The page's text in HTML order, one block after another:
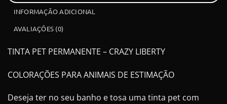
INFORMAÇÃO ADICIONAL
AVALIAÇÕES (0)
TINTA PET PERMANENTE – CRAZY LIBERTY
COLORAÇÕES PARA ANIMAIS DE ESTIMAÇÃO
Deseja ter no seu banho e tosa uma tinta pet com